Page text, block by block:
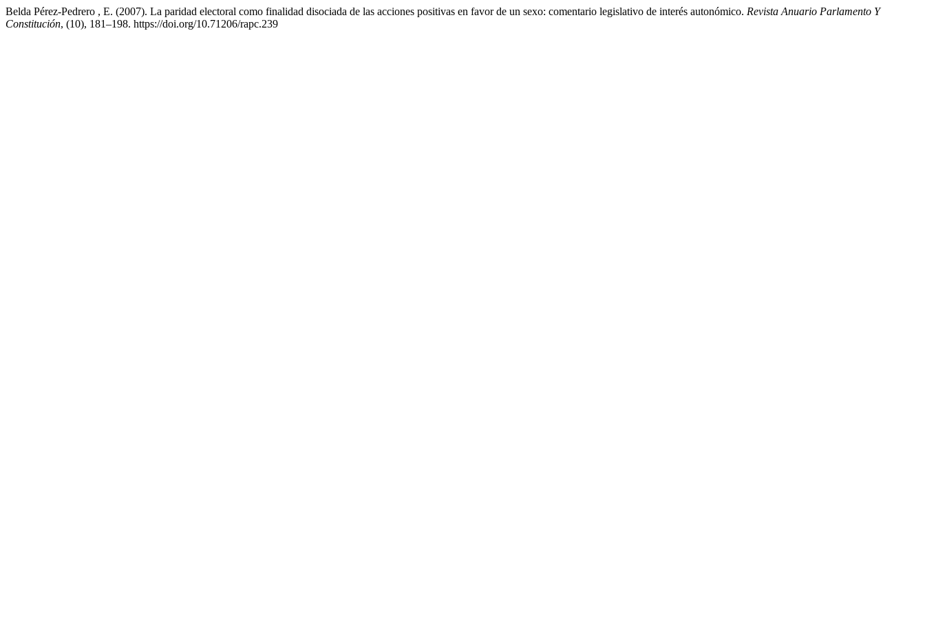
Belda Pérez-Pedrero , E. (2007). La paridad electoral como finalidad disociada de las acciones positivas en favor de un sexo: comentario legislativo de interés autonómico. Revista Anuario Parlamento Y
Constitución, (10), 181–198. https://doi.org/10.71206/rapc.239